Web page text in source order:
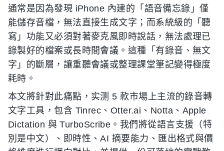
通常是因為發現 iPhone 內建的「語音備忘錄」僅
能儲存音檔，無法直接生成文字；而系統級的「聽
寫」功能又必須對著麥克風即時說話，無法處理已
錄製好的檔案或長時間會議。這種「有錄音、無文
字」的斷層，讓重聽會議或整理課堂筆記變得極度
耗時。
本文將針對此痛點，实测 5 款市場上主流的錄音轉
文字工具，包含 Tinrec、Otter.ai、Notta、Apple
Dictation 與 TurboScribe。我們將從語言支援（特
別是中文）、即時性、AI 摘要能力、匯出格式與價